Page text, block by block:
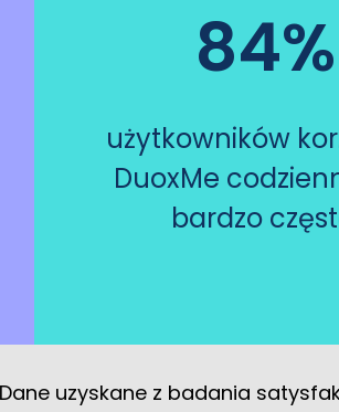
84%
użytkowników
DuoxMe
bardzo
uzyskane z badania